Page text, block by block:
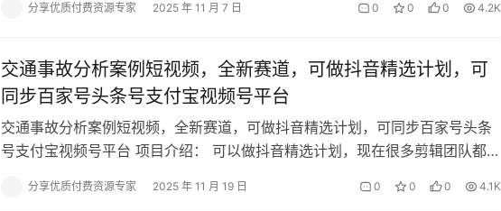
分享优质付费资源专家 2025 年 11 月 7 日 0 0 0 4.2K
交通事故分析案例短视频，全新赛道，可做抖音精选计划，可
同步百家号头条号支付宝视频号平台
交通事故分析案例短视频，全新赛道，可做抖音精选计划，可同步百家号头条
号支付宝视频号平台 项目介绍： 可以做抖音精选计划，现在很多剪辑团队都是
分享优质付费资源专家 2025 年 11 月 19 日 0 0 0 4.1K